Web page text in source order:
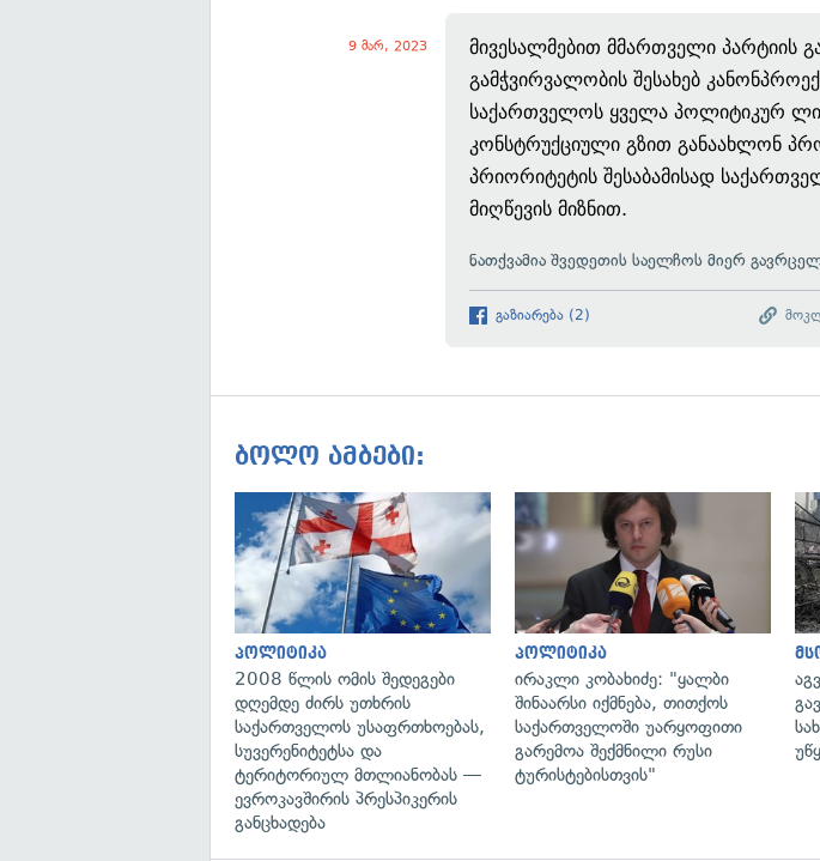
9 მარ, 2023
მივესალმებით მმართველი პარტიის
გამჭვირვალობის შესახებ
საქართველოს ყველა პოლიტიკურ
კონსტრუქციული გზით განაახლონ
პრიორიტეტის შესაბამისად
მიღწევის მიზნით.
ნათქვამია შვედეთის საელჩოს მიერ
გაზიარება (2)
ბოლო ამბები:
პოლიტიკა
2008 წლის ომის შედეგები
დღემდე ძირს უთხრის
საქართველოს უსაფრთხოებას,
სუვერენიტეტსა და
ტერიტორიულ მთლიანობას —
ევროკავშირის პრესპიკერის
განცხადება
პოლიტიკა
ირაკლი კობახიძე: "ყალბი
შინაარსი იქმნება, თითქოს
საქართველოში უარყოფითი
გარემოა შექმნილი რუსი
ტურისტებისთვის"